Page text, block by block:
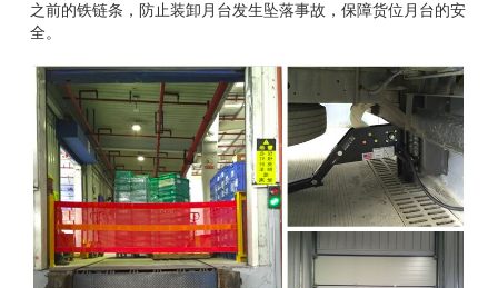
之前的铁链条，防止装卸月台发生坠落事故，保障货位月台的安
全。